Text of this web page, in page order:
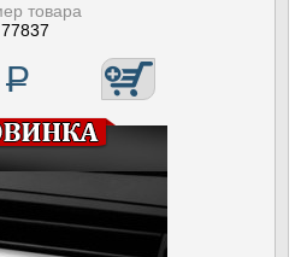
товара
77837
Р